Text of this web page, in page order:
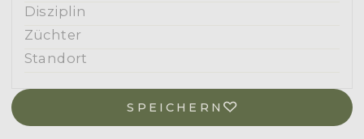
Disziplin
Züchter
Standort
SPEICHERN